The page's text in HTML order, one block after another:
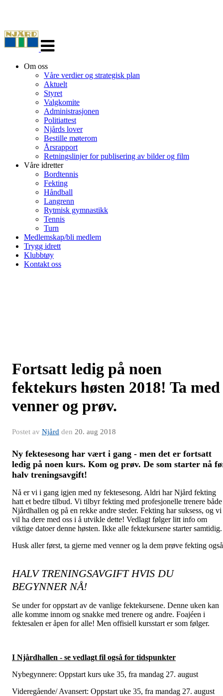
navigasjon
Om oss
Våre verdier og strategisk plan
Aktuelt
Styret
Valgkomite
Administrasjonen
Politiattest
Njårds lover
Bestille møterom
Årsrapport
Retningslinjer for publisering av bilder og film
Våre idretter
Bordtennis
Fekting
Håndball
Langrenn
Rytmisk gymnastikk
Tennis
Turn
Medlemskap/bli medlem
Trygg idrett
Klubbtøy
Kontakt oss
Fortsatt ledig på noen
fektekurs høsten 2018! Ta med
venner og prøv.
Postet av Njård den 20. aug 2018
Ny fektesesong har vært i gang - men det er fortsatt
ledig på noen kurs. Kom og prøv. De som starter nå
halv treningsavgift!
Nå er vi i gang igjen med ny fektesesong. Aldri har Njård fekting
hatt et bedre tilbud. Vi tilbyr fekting med profesjonelle trenere
Njårdhallen og på en rekke andre steder. Fekting har suksess, og vi
vil ha dere med oss i å utvikle dette! Vedlagt følger litt info om
viktige datoer denne høsten. Ikke alle fektekursene starter
Husk aller først, ta gjerne med venner og la dem prøve fekting
HALV TRENINGSAVGIFT HVIS DU
BEGYNNER NÅ!
Se under for oppstart av de vanlige fektekursene. Denne uken kan
alle komme innom og snakke med trenere og andre. Foajéen i
fektesalen er åpen for alle! Men offisiell kursstart er som følger.
I Njårdhallen - se vedlagt fil også for tidspunkter
Nybegynnere: Oppstart kurs uke 35, fra mandag 27. august
Videregående/ Avansert: Oppstart uke 35, fra mandag 27. august